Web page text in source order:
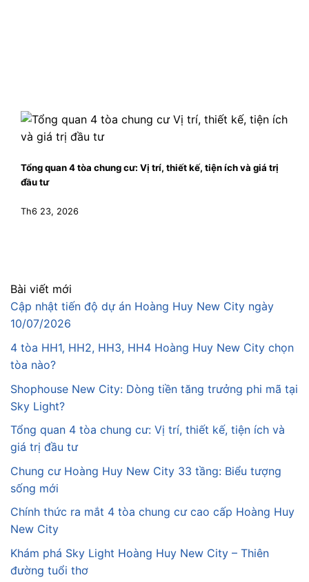
Tổng quan 4 tòa chung cư: Vị trí, thiết kế, tiện ích và giá trị
đầu tư
Th6 23, 2026
Bài viết mới
Cập nhật tiến độ dự án Hoàng Huy New City ngày
10/07/2026
4 tòa HH1, HH2, HH3, HH4 Hoàng Huy New City chọn
tòa nào?
Shophouse New City: Dòng tiền tăng trưởng phi mã tại
Sky Light?
Tổng quan 4 tòa chung cư: Vị trí, thiết kế, tiện ích và
giá trị đầu tư
Chung cư Hoàng Huy New City 33 tầng: Biểu tượng
sống mới
Chính thức ra mắt 4 tòa chung cư cao cấp Hoàng Huy
New City
Khám phá Sky Light Hoàng Huy New City – Thiên
đường tuổi thơ